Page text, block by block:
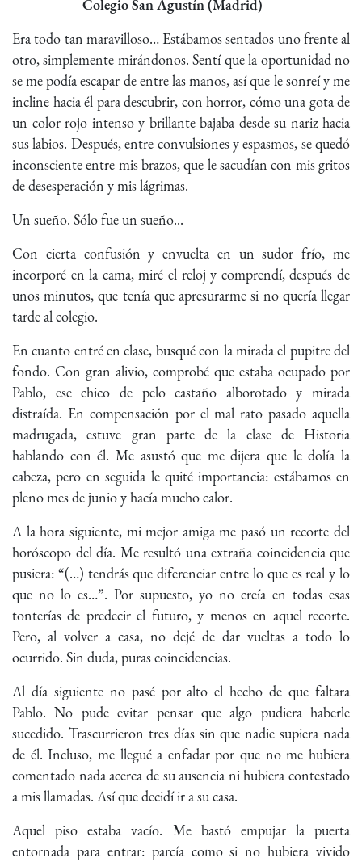
Colegio San Agustín (Madrid)
Era todo tan maravilloso… Estábamos sentados uno frente al
otro, simplemente mirándonos. Sentí que la oportunidad no
se me podía escapar de entre las manos, así que le sonreí y me
incline hacia él para descubrir, con horror, cómo una gota de
un color rojo intenso y brillante bajaba desde su nariz hacia
sus labios. Después, entre convulsiones y espasmos, se quedó
inconsciente entre mis brazos, que le sacudían con mis gritos
de desesperación y mis lágrimas.
Un sueño. Sólo fue un sueño...
Con cierta confusión y envuelta en un sudor frío, me
incorporé en la cama, miré el reloj y comprendí, después de
unos minutos, que tenía que apresurarme si no quería llegar
tarde al colegio.
En cuanto entré en clase, busqué con la mirada el pupitre del
fondo. Con gran alivio, comprobé que estaba ocupado por
Pablo, ese chico de pelo castaño alborotado y mirada
distraída. En compensación por el mal rato pasado aquella
madrugada, estuve gran parte de la clase de Historia
hablando con él. Me asustó que me dijera que le dolía la
cabeza, pero en seguida le quité importancia: estábamos en
pleno mes de junio y hacía mucho calor.
A la hora siguiente, mi mejor amiga me pasó un recorte del
horóscopo del día. Me resultó una extraña coincidencia que
pusiera: “(…) tendrás que diferenciar entre lo que es real y lo
que no lo es…”. Por supuesto, yo no creía en todas esas
tonterías de predecir el futuro, y menos en aquel recorte.
Pero, al volver a casa, no dejé de dar vueltas a todo lo
ocurrido. Sin duda, puras coincidencias.
Al día siguiente no pasé por alto el hecho de que faltara
Pablo. No pude evitar pensar que algo pudiera haberle
sucedido. Trascurrieron tres días sin que nadie supiera nada
de él. Incluso, me llegué a enfadar por que no me hubiera
comentado nada acerca de su ausencia ni hubiera contestado
a mis llamadas. Así que decidí ir a su casa.
Aquel piso estaba vacío. Me bastó empujar la puerta
entornada para entrar: parcía como si no hubiera vivido